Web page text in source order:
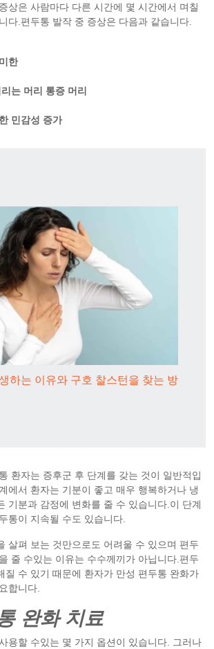
상은 사람마다 다른 시간에 몇 시간에서 며칠
다.편두통 발작 중 증상은 다음과 같습니다.
한
는 머리 통증 머리
민감성 증가
하는 이유와 구호 찰스턴을 찾는 방
환자는 증후군 후 단계를 갖는 것이 일반적입
에서 환자는 기분이 좋고 매우 행복하거나 냉
기분과 감정에 변화를 줄 수 있습니다.이 단계
통이 지속될 수도 있습니다.
살펴 보는 것만으로도 어려울 수 있으며 편두
줄 수있는 이유는 수수께끼가 아닙니다.편두
질 수 있기 때문에 환자가 만성 편두통 완화가
합니다.
완화 치료
용할 수있는 몇 가지 옵션이 있습니다. 그러나